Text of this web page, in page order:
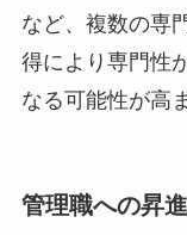
など、複数の専
得により専門性
なる可能性が高
管理職への昇進